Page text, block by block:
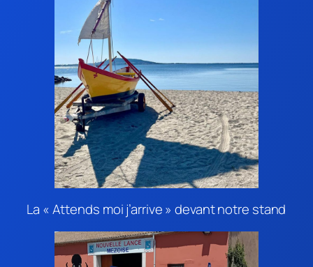
La « Attends moi j’arrive » devant notre stand